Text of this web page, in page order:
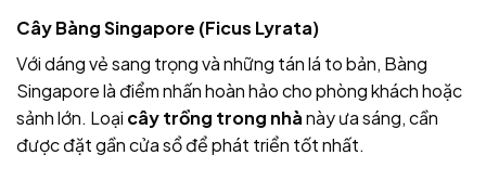
Cây Bàng Singapore (Ficus Lyrata)
Với dáng vẻ sang trọng và những tán lá to bản, Bàng
Singapore là điểm nhấn hoàn hảo cho phòng khách hoặc
sảnh lớn. Loại cây trồng trong nhànày ưa sáng, cần
được đặt gần cửa sổ để phát triển tốt nhất.